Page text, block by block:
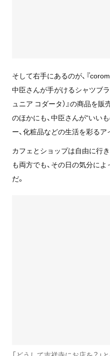
そして右手にあるのが、『
中臣さんが手がけるシャツブ
ュニア コダータ）』の商品を
のほかにも、中臣さんが“いい
ー、化粧品などの生活を彩る
カフェとショップは自由に行
も両方でも、その日の気分によ
だ。